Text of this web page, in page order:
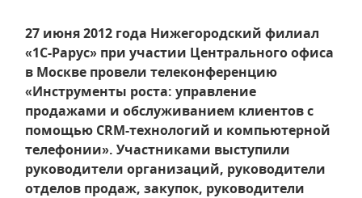
27 июня 2012 года Нижегородский филиал
«1С-Рарус» при участии Центрального офиса
в Москве провели телеконференцию
«Инструменты роста: управление
продажами и обслуживанием клиентов с
помощью CRM-технологий и компьютерной
телефонии». Участниками выступили
руководители организаций, руководители
отделов продаж, закупок, руководители